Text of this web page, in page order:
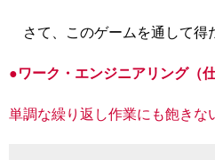
さて、このゲームを通して得
●ワーク・エンジニアリング（
単調な繰り返し作業にも飽きな